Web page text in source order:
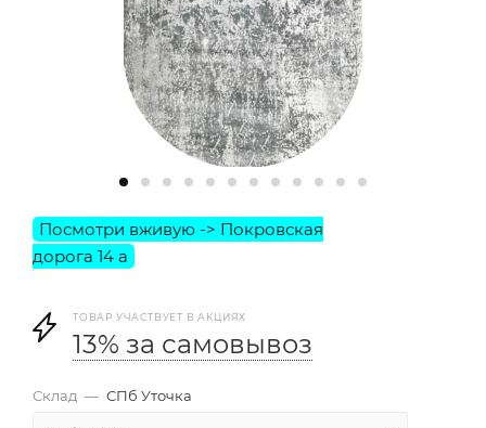
ТОВАР УЧАСТВУЕТ В АКЦИЯХ
13% за самовывоз
Склад — СПб Уточка